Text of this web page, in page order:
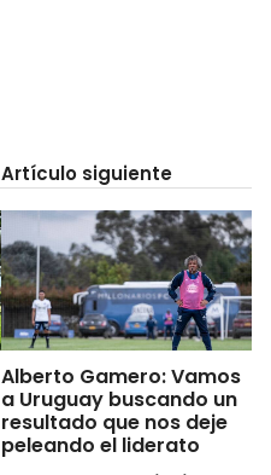
Artículo siguiente
Alberto Gamero: Vamos
a Uruguay buscando un
resultado que nos deje
peleando el liderato